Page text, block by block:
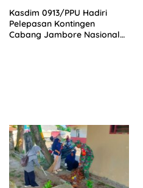
Kasdim 0913/PPU Hadiri
Pelepasan Kontingen
Cabang Jambore Nasional